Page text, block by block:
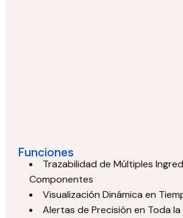
Funciones
Trazabilidad de Múltiples
Componentes
Visualización Dinámica en
Alertas de Precisión en Toda la